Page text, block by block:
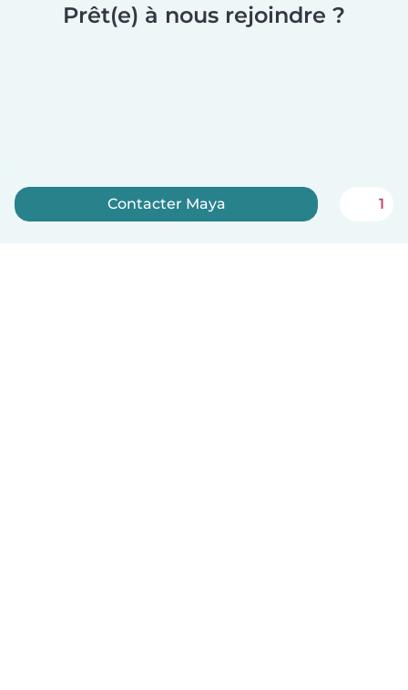
Prêt(e) à nous rejoindre ?
Contacter Maya 1